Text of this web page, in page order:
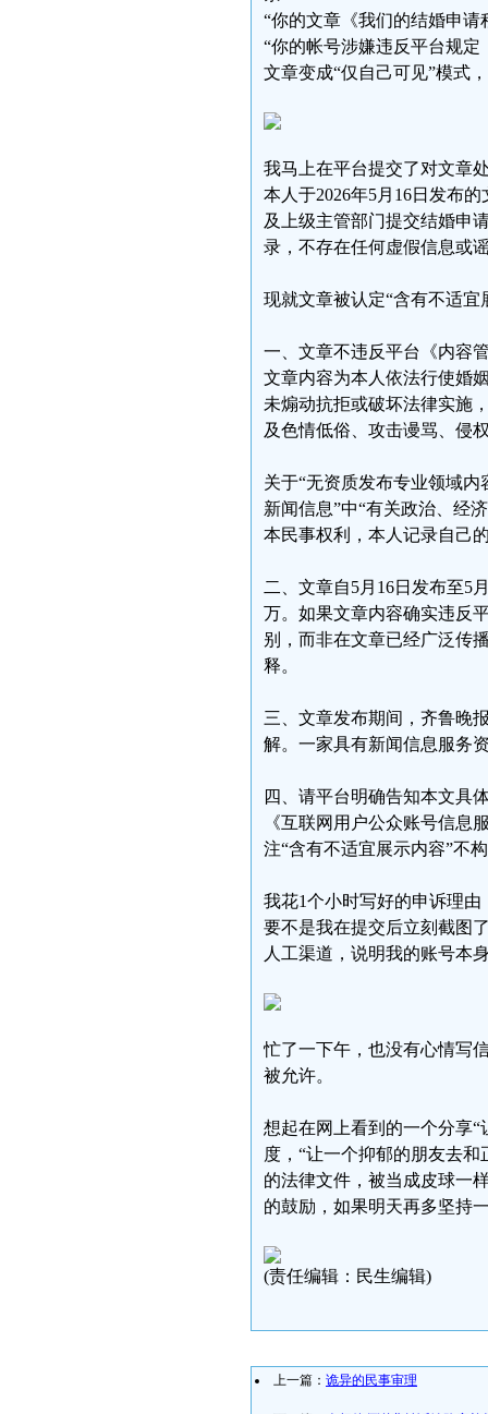
“你的文章《我们的结婚申
“你的帐号涉嫌违反平台规定
文章变成“仅自己可见”模式
我马上在平台提交了对文章
本人于2026年5月16日发布
及上级主管部门提交结婚申
录，不存在任何虚假信息或
现就文章被认定“含有不适
一、文章不违反平台《内容
文章内容为本人依法行使婚
未煽动抗拒或破坏法律实施
及色情低俗、攻击谩骂、侵
关于“无资质发布专业领域
新闻信息”中“有关政治、经
本民事权利，本人记录自己
二、文章自5月16日发布至5
万。如果文章内容确实违反
别，而非在文章已经广泛传
释。
三、文章发布期间，齐鲁晚
解。一家具有新闻信息服务
四、请平台明确告知本文具
《互联网用户公众账号信息
注“含有不适宜展示内容”不
我花1个小时写好的申诉理
要不是我在提交后立刻截图
人工渠道，说明我的账号本
忙了一下午，也没有心情写
被允许。
想起在网上看到的一个分享
度，“让一个抑郁的朋友去
的法律文件，被当成皮球一
的鼓励，如果明天再多坚持
(责任编辑：民生编辑)
上一篇： 诡异的民事审理